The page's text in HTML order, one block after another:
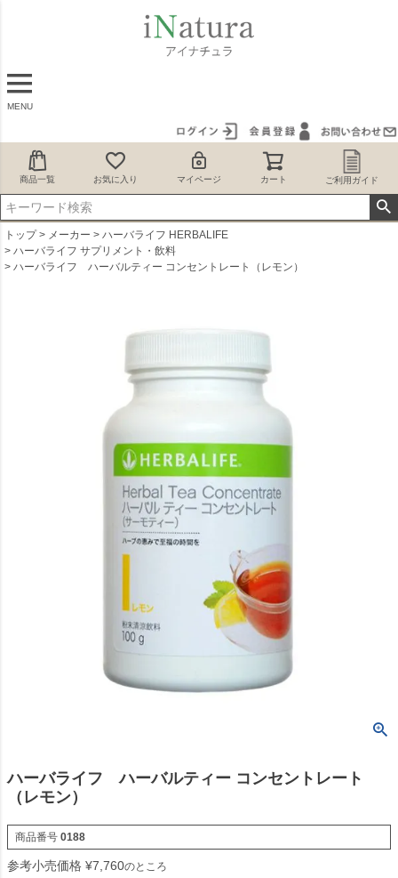
MENU
商品一覧 お気に入り マイページ カート ご利用ガイド
トップ メーカー
ハーバライフ HERBALIFE
ハーバライフ サプリメント・飲料
ハーバライフ ハーバルティー コンセントレート（レモン）
ハーバライフ ハーバルティー コンセントレート
（レモン）
商品番号 0188
参考小売価格 ¥7,760のところ